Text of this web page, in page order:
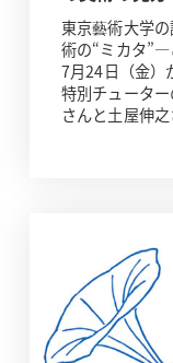
東京藝術大学
術の“ミカタ
7月24日（金）
特別チュータ
さんと土屋伸